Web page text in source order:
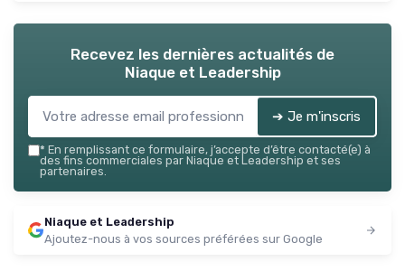
Recevez les dernières actualités de
Niaque et Leadership
➔ Je m'inscris
* En remplissant ce formulaire, j’accepte d’être contacté(e) à
des fins commerciales par Niaque et Leadership et ses
partenaires.
Niaque et Leadership
Ajoutez-nous à vos sources préférées sur Google